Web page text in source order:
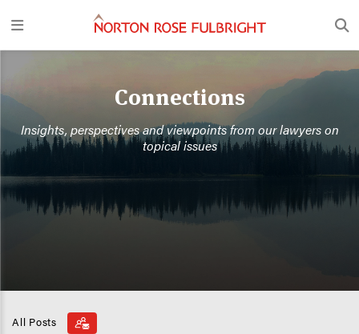
Connections
Insights, perspectives and viewpoints from our lawyers on
topical issues
All Posts